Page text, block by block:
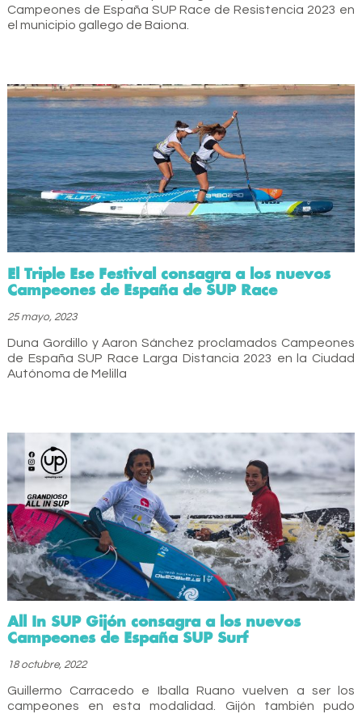
Campeones de España SUP Race de Resistencia 2023 en
el municipio gallego de Baiona.
El Triple Ese Festival consagra a los nuevos
Campeones de España de SUP Race
25 mayo, 2023
Duna Gordillo y Aaron Sánchez proclamados Campeones
de España SUP Race Larga Distancia 2023 en la Ciudad
Autónoma de Melilla
All In SUP Gijón consagra a los nuevos
Campeones de España SUP Surf
18 octubre, 2022
Guillermo Carracedo e Iballa Ruano vuelven a ser los
campeones en esta modalidad. Gijón también pudo